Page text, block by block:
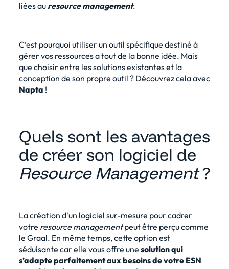
liées au resource management.
C’est pourquoi utiliser un outil spécifique destiné à
gérer vos ressources a tout de la bonne idée. Mais
que choisir entre les solutions existantes et la
conception de son propre outil ? Découvrez cela avec
Napta !
Quels sont les avantages
de créer son logiciel de
Resource Management?
La création d'un logiciel sur-mesure pour cadrer
votre resource managementpeut être perçu comme
le Graal. En même temps, cette option est
séduisante car elle vous offre une solution qui
s’adapte parfaitement aux besoins de votre ESN